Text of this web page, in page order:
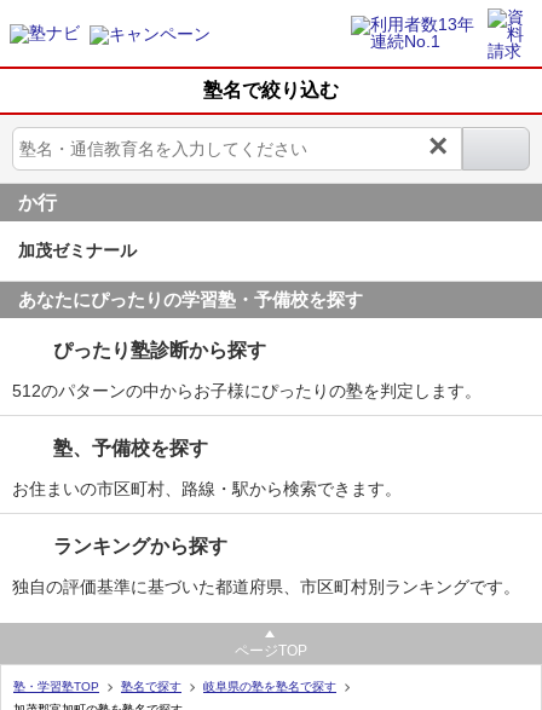
塾名で絞り込む
×
か行
加茂ゼミナール
あなたにぴったりの学習塾・予備校を探す
ぴったり塾診断から探す
512のパターンの中からお子様にぴったりの塾を判定します。
塾、予備校を探す
お住まいの市区町村、路線・駅から検索できます。
ランキングから探す
独自の評価基準に基づいた都道府県、市区町村別ランキングです。
ページTOP
塾・学習塾TOP 塾名で探す
岐阜県の塾を塾名で探す